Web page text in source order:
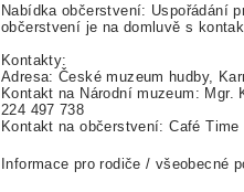
Nabídka občerstvení: Uspořádání
občerstvení je na domluvě s
Kontakty:
Adresa: České muzeum hudby,
Kontakt na Národní muzeum:
224 497 738
Kontakt na občerstvení: Café
Informace pro rodiče / všeobecné